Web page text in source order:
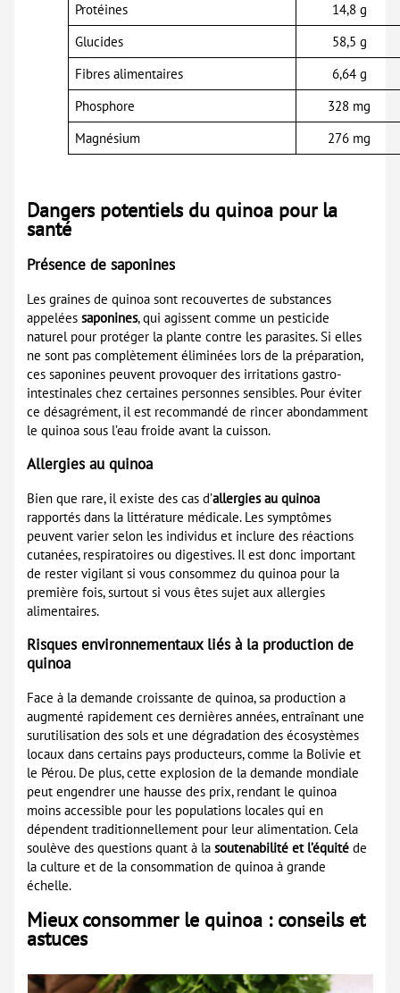
Protéines
14,8 g
Glucides
58,5 g
Fibres alimentaires
6,64 g
Phosphore
328 mg
Magnésium
276 mg
Dangers potentiels du quinoa pour la
santé
Présence de saponines
Les graines de quinoa sont recouvertes de substances
appeléessaponines, qui agissent comme un pesticide
naturel pour protéger la plante contre les parasites. Si elles
ne sont pas complètement éliminées lors de la préparation,
ces saponines peuvent provoquer des irritations gastro-
intestinales chez certaines personnes sensibles. Pour éviter
ce désagrément, il est recommandé de rincer abondamment
le quinoa sous l’eau froide avant la cuisson.
Allergies au quinoa
Bien que rare, il existe des cas d’allergies au quinoa
rapportés dans la littérature médicale. Les symptômes
peuvent varier selon les individus et inclure des réactions
cutanées, respiratoires ou digestives. Il est donc important
de rester vigilant si vous consommez du quinoa pour la
première fois, surtout si vous êtes sujet aux allergies
alimentaires.
Risques environnementaux liés à la production de
quinoa
Face à la demande croissante de quinoa, sa production a
augmenté rapidement ces dernières années, entraînant une
surutilisation des sols et une dégradation des écosystèmes
locaux dans certains pays producteurs, comme la Bolivie et
le Pérou. De plus, cette explosion de la demande mondiale
peut engendrer une hausse des prix, rendant le quinoa
moins accessible pour les populations locales qui en
dépendent traditionnellement pour leur alimentation. Cela
soulève des questions quant à lasoutenabilité et l’équité de
la culture et de la consommation de quinoa à grande
échelle.
Mieux consommer le quinoa : conseils et
astuces